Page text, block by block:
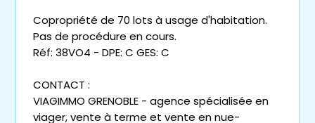
Copropriété de 70 lots à usage d'habitation.
Pas de procédure en cours.
Réf: 38VO4 - DPE: C GES: C
CONTACT :
VIAGIMMO GRENOBLE - agence spécialisée en
viager, vente à terme et vente en nue-